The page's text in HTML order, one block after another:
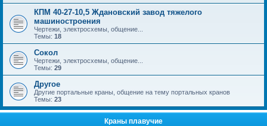
КПМ 40-27-10,5 Ждановский завод тяжелого
машиностроения
Чертежи, электросхемы, общение...
Темы: 18
Сокол
Чертежи, электросхемы, общение...
Темы: 29
Другое
Другие портальные краны, общение на тему портальных кранов
Темы: 23
Краны плавучие